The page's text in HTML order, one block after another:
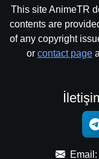
This site AnimeTR
contents are
of any copyright
or contact page
Email: